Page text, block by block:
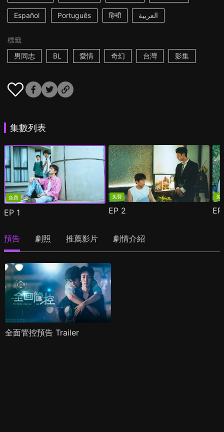
Español Português हिन्दी العربية
標籤
男同志
BL 愛情 奇幻 台灣 影集
集數列表
免費
EP 1
免費
EP 2
免
預告 劇照 推薦影片 劇情介紹
全面管控預告 Trailer